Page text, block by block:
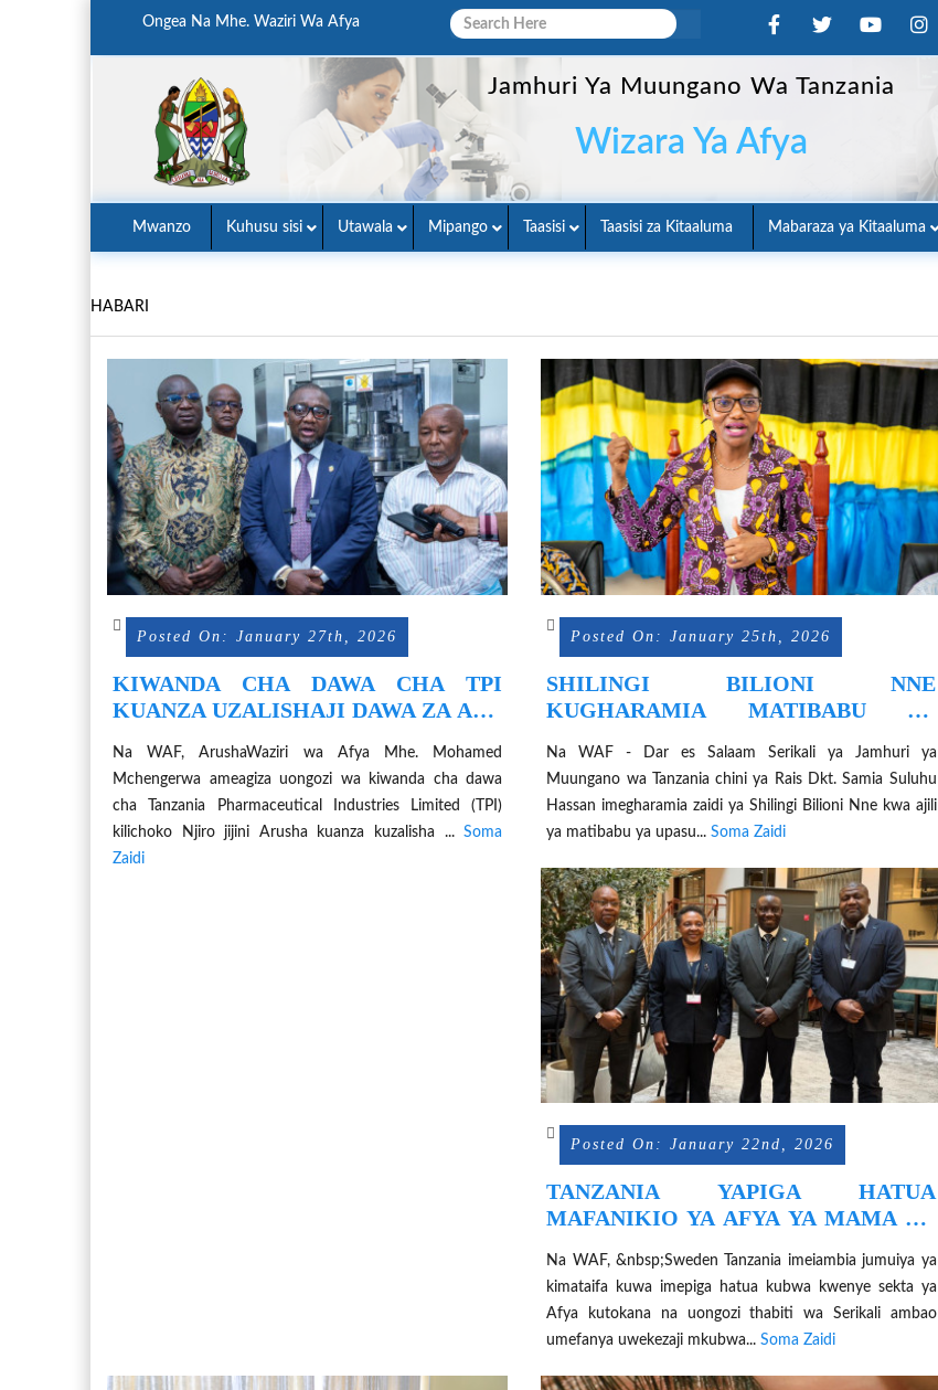
Ongea Na Mhe. Waziri Wa Afya
Jamhuri Ya Muungano Wa Tanzania
Wizara Ya Afya
Mwanzo Kuhusu sisi Utawala Mipango Taasisi Taasisi za Kitaaluma Mabaraza ya Kitaaluma
HABARI
Posted On: January 27th, 2026
KIWANDA CHA DAWA CHA TPI
KUANZA UZALISHAJI DAWA ZA ARV
Na WAF, ArushaWaziri wa Afya Mhe. Mohamed
Mchengerwa ameagiza uongozi wa kiwanda cha dawa
cha Tanzania Pharmaceutical Industries Limited (TPI)
kilichoko Njiro jijini Arusha kuanza kuzalisha ...Soma
Zaidi
Posted On: January 25th, 2026
SHILINGI BILIONI NNE
KUGHARAMIA MATIBABU YA
Na WAF - Dar es Salaam Serikali ya Jamhuri ya
Muungano wa Tanzania chini ya Rais Dkt. Samia Suluhu
Hassan imegharamia zaidi ya Shilingi Bilioni Nne kwa ajili
ya matibabu ya upasu...Soma Zaidi
Posted On: January 22nd, 2026
TANZANIA YAPIGA HATUA
MAFANIKIO YA AFYA YA MAMA NA
Na WAF, &nbsp;Sweden Tanzania imeiambia jumuiya ya
kimataifa kuwa imepiga hatua kubwa kwenye sekta ya
Afya kutokana na uongozi thabiti wa Serikali ambao
umefanya uwekezaji mkubwa...Soma Zaidi